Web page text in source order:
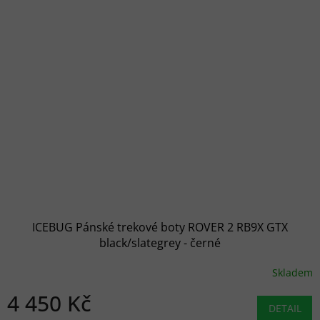
ICEBUG Pánské trekové boty ROVER 2 RB9X GTX
black/slategrey - černé
Skladem
4 450 Kč DETAIL